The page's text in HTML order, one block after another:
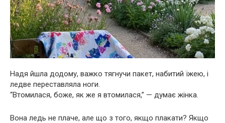
Надя йшла додому, важко тягнучи пакет, набитий їжею, і
ледве переставляла ноги.
“Втомилася, боже, як же я втомилася,” — думає жінка.
Вона ледь не плаче, але що з того, якщо плакати? Якщо